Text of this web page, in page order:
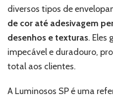
diversos tipos de
de cor até adesivagem
desenhos e texturas. Eles
impecável e duradouro,
total aos clientes.
A Luminosos SP é uma